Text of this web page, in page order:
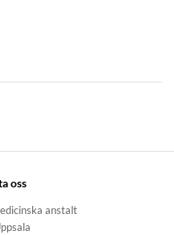
oss
anstalt